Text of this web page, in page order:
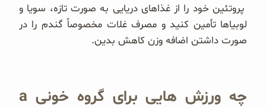
پروتئین خود را از غذاهای دریایی به صورت تازه، سویا و
لوبیا‌ها تأمین کنید و مصرف غلات مخصوصاً گندم را در
صورت داشتن اضافه وزن کاهش بدین.
چه ورزش هایی برای گروه خونی a